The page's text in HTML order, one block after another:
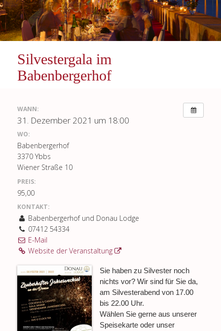
Silvestergala im
Babenbergerhof
WANN:
31. Dezember 2021 um 18:00
WO:
Babenbergerhof
3370 Ybbs
Wiener Straße 10
PREIS:
95,00
KONTAKT:
Babenbergerhof und Donau Lodge
07412 54334
E-Mail
Website der Veranstaltung
Sie haben zu Silvester noch
nichts vor? Wir sind für Sie da,
am Silvesterabend von 17.00
bis 22.00 Uhr.
Wählen Sie gerne aus unserer
Speisekarte oder unser